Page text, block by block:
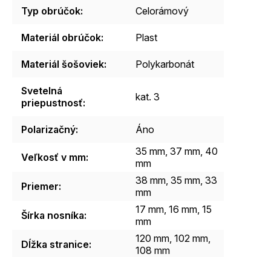
Typ obrúčok: Celorámový
Materiál obrúčok: Plast
Materiál šošoviek: Polykarbonát
Svetelná
priepustnosť: kat. 3
Polarizačný: Áno
Veľkosť v mm:
35 mm, 37 mm, 40
mm
Priemer:
38 mm, 35 mm, 33
mm
Šírka nosníka:
17 mm, 16 mm, 15
mm
Dĺžka stranice:
120 mm, 102 mm,
108 mm